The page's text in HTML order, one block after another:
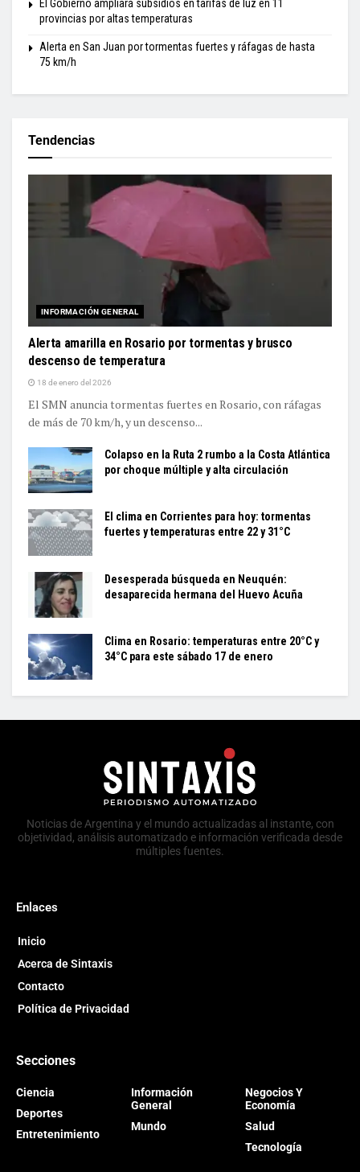
El Gobierno ampliará subsidios en tarifas de luz en 11
provincias por altas temperaturas
Alerta en San Juan por tormentas fuertes y ráfagas de hasta
75 km/h
Tendencias
INFORMACIÓN GENERAL
Alerta amarilla en Rosario por tormentas y brusco
descenso de temperatura
18 de enero del 2026
El SMN anuncia tormentas fuertes en Rosario, con ráfagas
de más de 70 km/h, y un descenso...
Colapso en la Ruta 2 rumbo a la Costa Atlántica
por choque múltiple y alta circulación
El clima en Corrientes para hoy: tormentas
fuertes y temperaturas entre 22 y 31°C
Desesperada búsqueda en Neuquén:
desaparecida hermana del Huevo Acuña
Clima en Rosario: temperaturas entre 20°C y
34°C para este sábado 17 de enero
Noticias de Argentina y el mundo actualizadas al instante, con
objetividad, análisis automatizado e información verificada desde
múltiples fuentes.
Enlaces
Inicio
Acerca de Sintaxis
Contacto
Política de Privacidad
Secciones
Ciencia
Deportes
Entretenimiento
Información
General
Mundo
Negocios Y
Economía
Salud
Tecnología